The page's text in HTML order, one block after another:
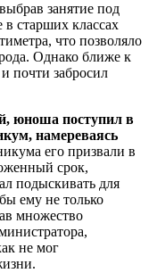
занятие под
в старших классах
что позволяло
Однако ближе к
почти забросил
юноша поступил в
намереваясь
его призвали в
срок,
подыскивать для
ему не только
множество
не мог